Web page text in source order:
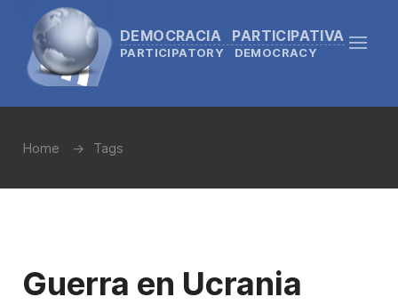
DEMOCRACIA PARTICIPATIVA
PARTICIPATORY DEMOCRACY
Home Tags
Guerra en Ucrania